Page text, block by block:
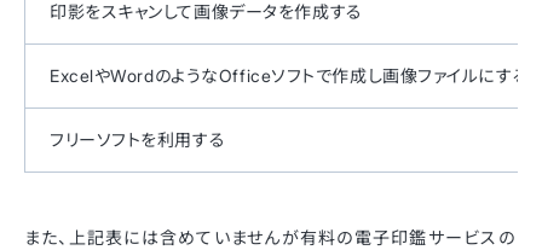
印影をスキャンして画像データを作成する
ExcelやWordのようなOfficeソフトで作成し画像ファイルにする
フリーソフトを利用する
また、上記表には含めていませんが有料の電子印鑑サービスの